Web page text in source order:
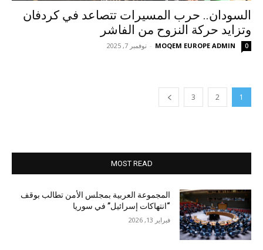
السودان.. حرب المسيرات تتصاعد في كردفان
وتزايد حركة النزوح من الفاشر
MOQEM EUROPE ADMIN
- نوفمبر 7, 2025 0
1
2
3
MOST READ
المجموعة العربية بمجلس الأمن تطالب بوقف
“انتهاكات إسرائيل” في سوريا
فبراير 13, 2026